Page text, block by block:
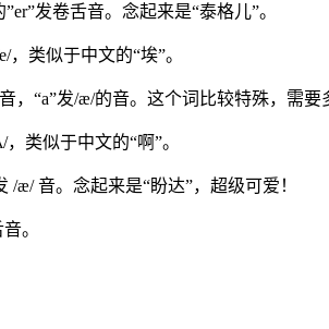
发卷舌音。念起来是“泰格儿”。
，类似于中文的“埃”。
，“a”发/æ/的音。这个词比较特殊，需要
类似于中文的“啊”。
/æ/ 音。念起来是“盼达”，超级可爱！
。